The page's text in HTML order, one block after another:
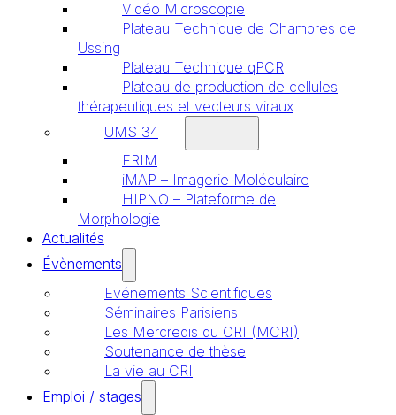
Vidéo Microscopie
Plateau Technique de Chambres de
Ussing
Plateau Technique qPCR
Plateau de production de cellules
thérapeutiques et vecteurs viraux
UMS 34
FRIM
iMAP – Imagerie Moléculaire
HIPNO – Plateforme de
Morphologie
Actualités
Évènements
Evénements Scientifiques
Séminaires Parisiens
Les Mercredis du CRI (MCRI)
Soutenance de thèse
La vie au CRI
Emploi / stages